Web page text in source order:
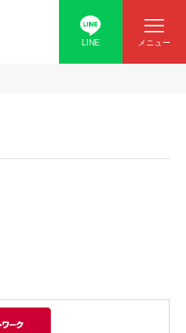
LINE メニュー